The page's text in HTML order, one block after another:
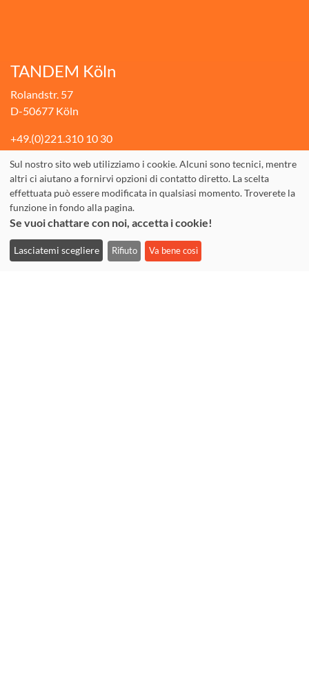
TANDEM Köln
Rolandstr. 57
D-50677 Köln
+49.(0)221.310 10 30
Fax: +49.(0)221.310 10 74
info@tandem-koeln.de
WhatsApp: +49 177 3555642
Sul nostro sito web utilizziamo i cookie. Alcuni sono tecnici, mentre
altri ci aiutano a fornirvi opzioni di contatto diretto. La scelta
effettuata può essere modificata in qualsiasi momento. Troverete la
funzione in fondo alla pagina.
Se vuoi chattare con noi, accetta i cookie!
Lasciatemi scegliere Rifiuto Va bene così